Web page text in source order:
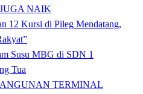
NAIK
12 Kursi di Pileg Mendatang,
Susu MBG di SDN 1
Tua
TERMINAL